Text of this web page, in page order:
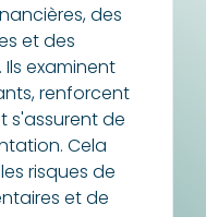
des
et des
examinent
renforcent
s'assurent de
Cela
risques de
et de